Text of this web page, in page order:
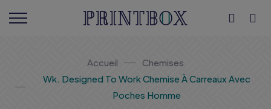
Accueil
Chemises
Wk. Designed To Work Chemise À Carreaux Avec
Poches Homme